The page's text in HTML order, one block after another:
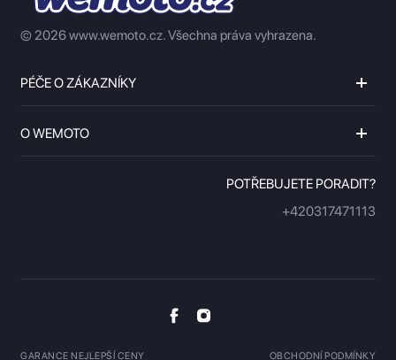
© 2026 www.wemoto.cz.Všechna práva vyhrazena.
PÉČE O ZÁKAZNÍKY
O WEMOTO
POTŘEBUJETE PORADIT?
+420317471113
GARANCE NEJLEPŠÍ CENY OBCHODNÍ PODMÍNKY